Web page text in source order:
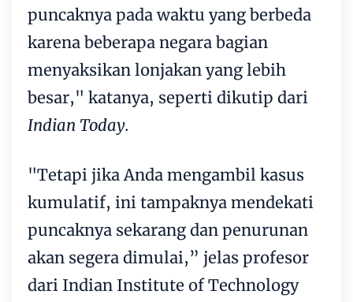
puncaknya pada waktu yang berbeda
karena beberapa negara bagian
menyaksikan lonjakan yang lebih
besar," katanya, seperti dikutip dari
Indian Today.
"Tetapi jika Anda mengambil kasus
kumulatif, ini tampaknya mendekati
puncaknya sekarang dan penurunan
akan segera dimulai,” jelas profesor
dari Indian Institute of Technology